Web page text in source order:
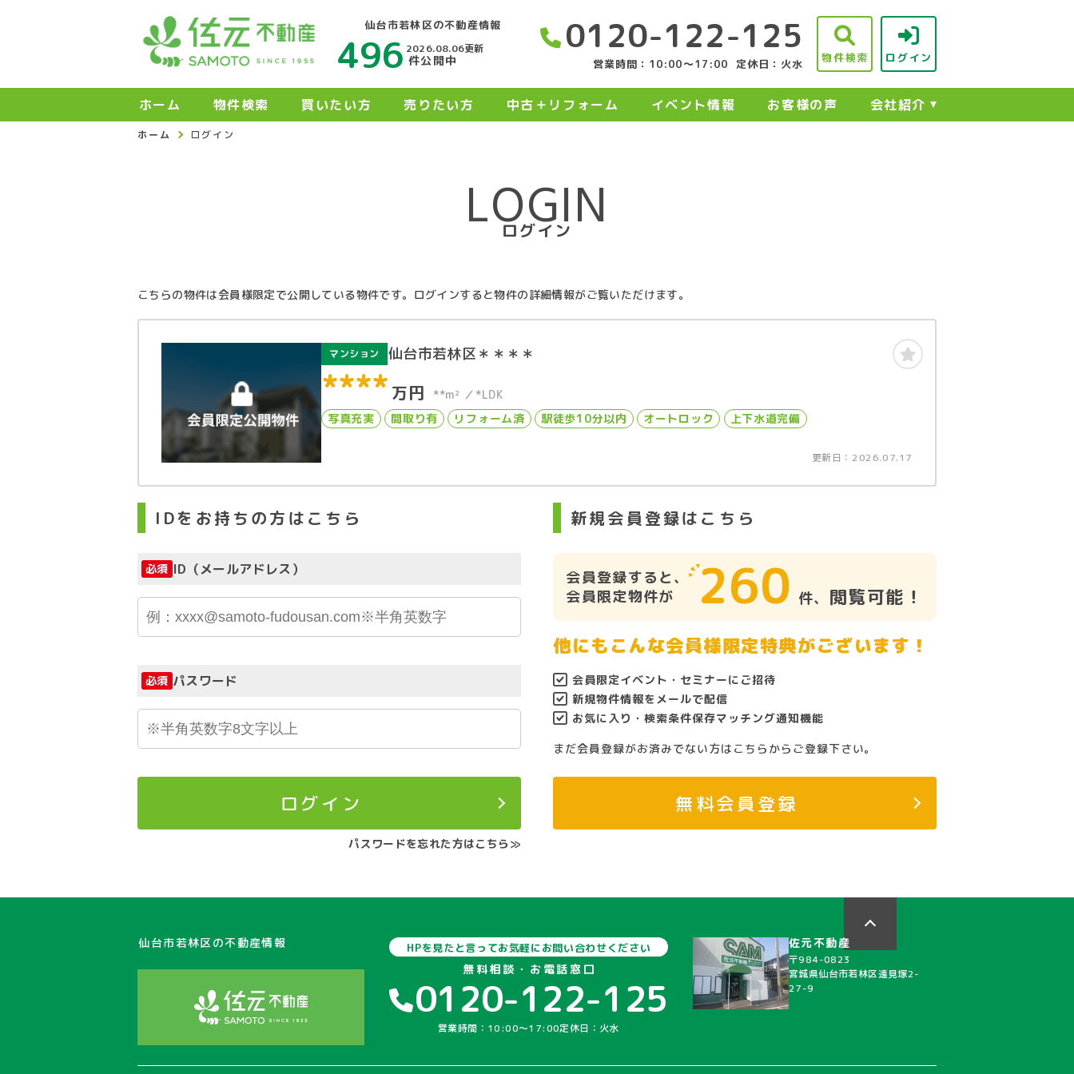
仙台市若林区の不動産情報
496 件公開中
2026.08.06更新 0120-122-125
営業時間：10:00〜17:00 定休日：火水 物件検索 ログイン
ホーム 物件検索 買いたい方 売りたい方 中古＋リフォーム イベント情報 お客様の声 会社紹介
ホーム ログイン
LOGIN
ログイン
こちらの物件は会員様限定で公開している物件です。ログインすると物件の詳細情報がご覧いただけます。
マンション 仙台市若林区＊＊＊＊
**** 万円 **m²
*LDK
写真充実
間取り有 リフォーム済 駅徒歩10分以内 オートロック 上下水道完備
更新日：2026.07.17
IDをお持ちの方はこちら
必須 ID（メールアドレス）
必須 パスワード
ログイン
パスワードを忘れた方はこちら≫
新規会員登録はこちら
会員登録すると、
会員限定物件が
260 件、 閲覧可能！
他にもこんな会員様限定特典がございます！
会員限定イベント・セミナーにご招待
新規物件情報をメールで配信
お気に入り・検索条件保存マッチング通知機能
まだ会員登録がお済みでない方はこちらからご登録下さい。
無料会員登録
仙台市若林区の不動産情報 HPを見たと言ってお気軽にお問い合わせください
無料相談・お電話窓口
0120-122-125
営業時間：10:00〜17:00定休日：火水
佐元不動産
〒984-0823
宮城県仙台市若林区遠見塚2-
27-9